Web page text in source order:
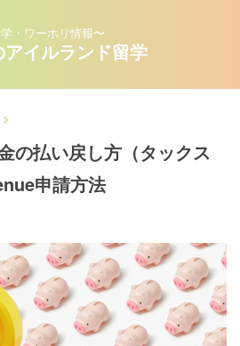
・ワーホリ情報〜
アイルランド留学
>
の払い戻し方（タックス
申請方法